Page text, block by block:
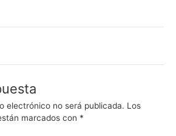
electrónico no será publicada. Los
marcados con *